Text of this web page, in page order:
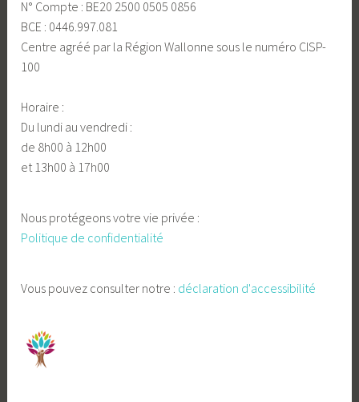
N° Compte : BE20 2500 0505 0856
BCE : 0446.997.081
Centre agréé par la Région Wallonne sous le numéro CISP-
100
Horaire :
Du lundi au vendredi :
de 8h00 à 12h00
et 13h00 à 17h00
Nous protégeons votre vie privée :
Politique de confidentialité
Vous pouvez consulter notre : déclaration d'accessibilité